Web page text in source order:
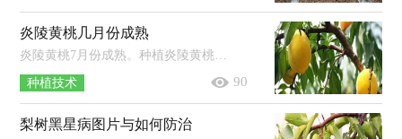
炎陵黄桃几月份成熟
炎陵黄桃7月份成熟。种植炎陵黄桃，需在4月下旬疏除黄果、小果及果面茸毛无光泽的果等，5月中旬疏除病虫果、畸形果、密集果等，一般长...
种植技术 90
梨树黑星病图片与如何防治